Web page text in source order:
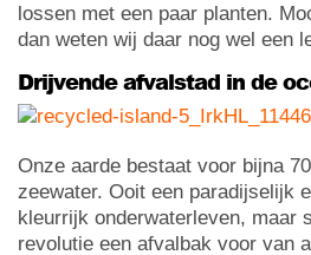
lossen met een paar planten.
dan weten wij daar nog wel een
Drijvende afvalstad in de
Onze aarde bestaat voor bijna
zeewater. Ooit een paradijselijk
kleurrijk onderwaterleven, maar
revolutie een afvalbak voor van